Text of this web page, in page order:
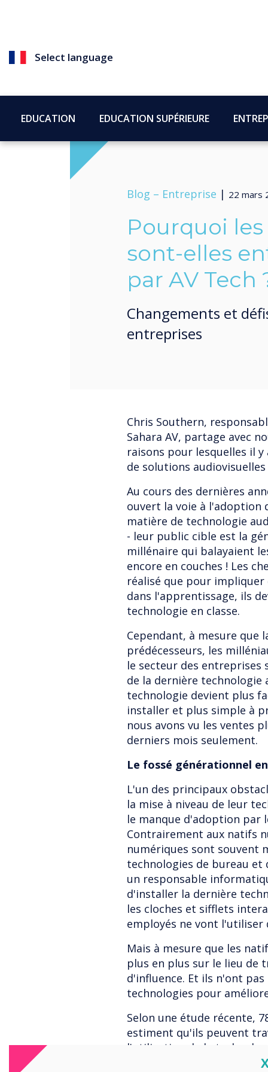
Select language
EDUCATION EDUCATION SUPÉRIEURE
Blog – Entreprise | 22 mars
Pourquoi
sont-elles
par AV Tech
Changements et
entreprises
Chris Southern,
Sahara AV, partage avec
raisons pour lesquelles il
de solutions
Au cours des dernières
ouvert la voie à l'adoption
matière de technologie
- leur public cible est la
millénaire qui balayaient
encore en couches ! Les
réalisé que pour
dans l'apprentissage, ils
technologie en classe.
Cependant, à mesure que
prédécesseurs, les
le secteur des entreprises
de la dernière technologie
technologie devient plus
installer et plus simple à
nous avons vu les ventes
derniers mois seulement.
Le fossé générationnel
L'un des principaux
la mise à niveau de leur
le manque d'adoption par
Contrairement aux natifs
numériques sont souvent
technologies de bureau
un responsable
d'installer la dernière
les cloches et sifflets
employés ne vont l'utiliser
Mais à mesure que les
plus en plus sur le lieu de
d'influence. Et ils n'ont
technologies pour
Selon une étude récente,
estiment qu'ils peuvent
l'utilisation de la
des installations